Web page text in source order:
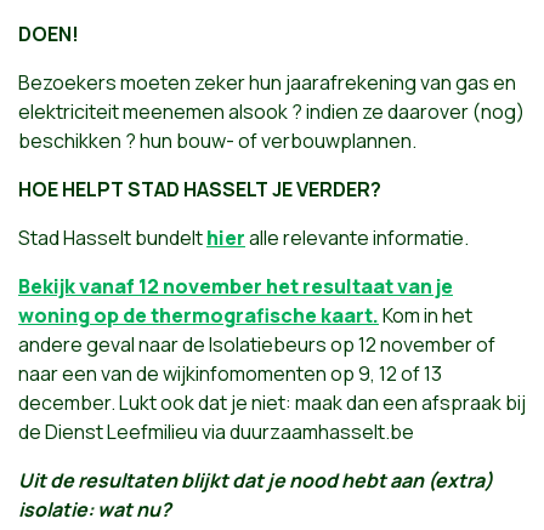
DOEN!
Bezoekers moeten zeker hun jaarafrekening van gas en
elektriciteit meenemen alsook ? indien ze daarover (nog)
beschikken ? hun bouw- of verbouwplannen.
HOE HELPT STAD HASSELT JE VERDER?
Stad Hasselt bundelthieralle relevante informatie.
Bekijk vanaf 12 november het resultaat van je
woning op de thermografische kaart.Kom in het
andere geval naar de Isolatiebeurs op 12 november of
naar een van de wijkinfomomenten op 9, 12 of 13
december. Lukt ook dat je niet: maak dan een afspraak bij
de Dienst Leefmilieu via duurzaamhasselt.be
Uit de resultaten blijkt dat je nood hebt aan (extra)
isolatie: wat nu?